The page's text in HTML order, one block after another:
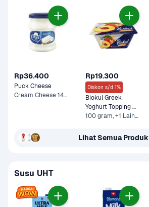
Rp36.400
Puck Cheese
Cream Cheese 140 g
Rp19.300
Diskon s/d 1%
Biokul Greek
Yoghurt Topping
Peach
100 gram, +1 Lainnya
Lihat Semua Produk
Susu UHT